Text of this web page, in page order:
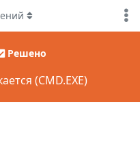
Решено
(CMD.EXE)